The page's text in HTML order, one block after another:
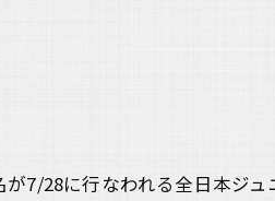
7/28に行なわれる全日本ジ